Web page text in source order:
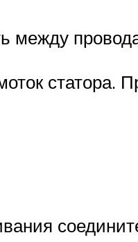
статора.